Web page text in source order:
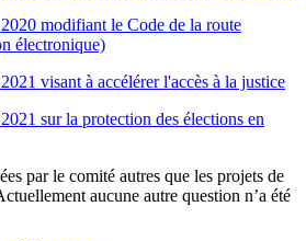
modifiant le Code de la route
électronique)
visant à accélérer l'accès à la justice
sur la protection des élections en
par le comité autres que les projets de
aucune autre question n’a été